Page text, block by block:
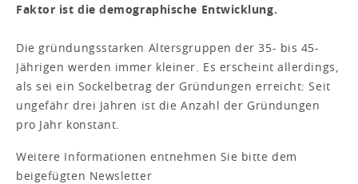
Faktor ist die demographische Entwicklung.
Die gründungsstarken Altersgruppen der 35- bis 45-
Jährigen werden immer kleiner. Es erscheint allerdings,
als sei ein Sockelbetrag der Gründungen erreicht: Seit
ungefähr drei Jahren ist die Anzahl der Gründungen
pro Jahr konstant.
Weitere Informationen entnehmen Sie bitte dem
beigefügten Newsletter